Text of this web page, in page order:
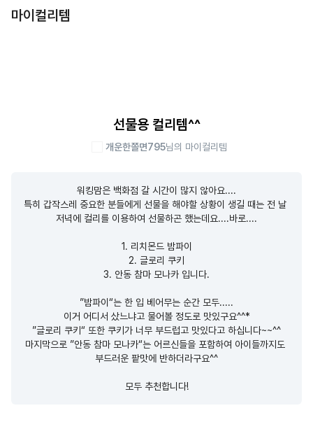
마이컬리템
선물용 컬리템^^
개운한쫄면795님의 마이컬리템
워킹맘은 백화점 갈 시간이 많지 않아요....
특히 갑작스레 중요한 분들에게 선물을 해야할 상황이 생길 때는 전 날
저녁에 컬리를 이용하여 선물하곤 했는데요....바로....
1. 리치몬드 밤파이
2. 글로리 쿠키
3. 안동 참마 모나카 입니다.
”밤파이“는 한 입 베어무는 순간 모두.....
이거 어디서 샀느냐고 물어볼 정도로 맛있구요^^*
”글로리 쿠키“ 또한 쿠키가 너무 부드럽고 맛있다고 하십니다~~^^
마지막으로 ”안동 참마 모나카“는 어르신들을 포함하여 아이들까지도
부드러운 팥맛에 반하더라구요^^
모두 추천합니다!